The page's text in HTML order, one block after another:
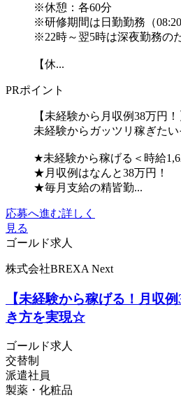
※休憩：各60分
※研修期間は日勤勤務（08:20
※22時～翌5時は深夜勤務の
【休...
PRポイント
【未経験から月収例38万円
未経験からガッツリ稼ぎた
★未経験から稼げる＜時給
★月収例はなんと38万円！
★毎月支給の精皆勤...
応募へ進む詳しく
見る
ゴールド求人
株式会社BREXA Next
【未経験から稼げる！月収
き方を実現☆
ゴールド求人
交替制
派遣社員
製薬・化粧品